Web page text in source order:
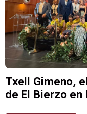
Txell Gimeno,
de El Bierzo